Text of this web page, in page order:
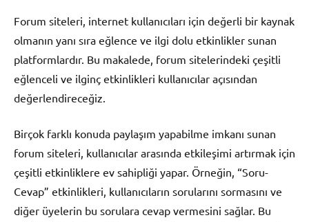
Forum siteleri, internet kullanıcıları için değerli bir kaynak
olmanın yanı sıra eğlence ve ilgi dolu etkinlikler sunan
platformlardır. Bu makalede, forum sitelerindeki çeşitli
eğlenceli ve ilginç etkinlikleri kullanıcılar açısından
değerlendireceğiz.
Birçok farklı konuda paylaşım yapabilme imkanı sunan
forum siteleri, kullanıcılar arasında etkileşimi artırmak için
çeşitli etkinliklere ev sahipliği yapar. Örneğin, “Soru-
Cevap” etkinlikleri, kullanıcıların sorularını sormasını ve
diğer üyelerin bu sorulara cevap vermesini sağlar. Bu